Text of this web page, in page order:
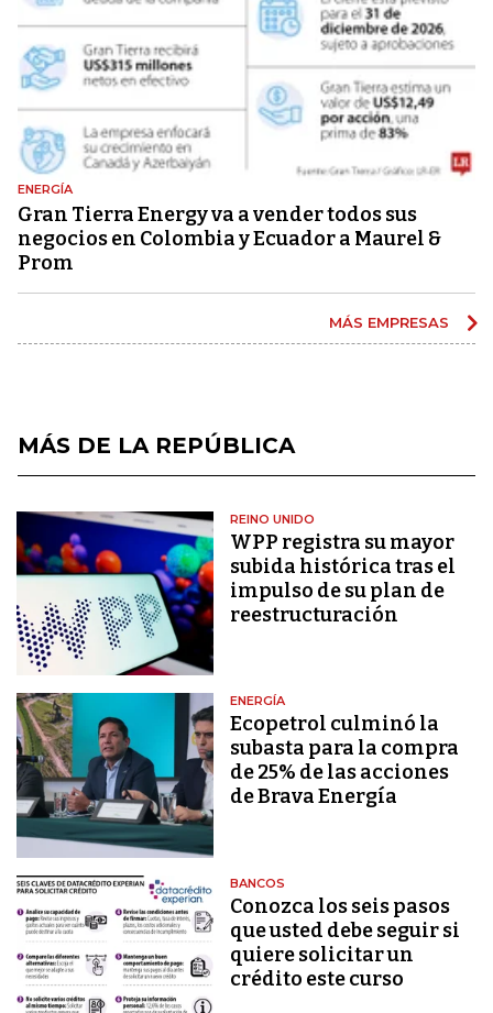
ENERGÍA
Gran Tierra Energy va a vender todos sus
negocios en Colombia y Ecuador a Maurel &
Prom
MÁS EMPRESAS
MÁS DE LA REPÚBLICA
REINO UNIDO
WPP registra su mayor
subida histórica tras el
impulso de su plan de
reestructuración
ENERGÍA
Ecopetrol culminó la
subasta para la compra
de 25% de las acciones
de Brava Energía
BANCOS
Conozca los seis pasos
que usted debe seguir si
quiere solicitar un
crédito este curso